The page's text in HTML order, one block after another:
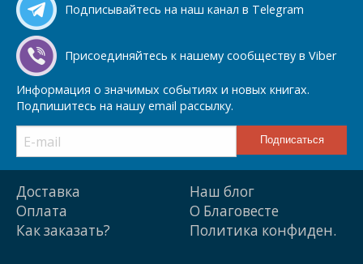
Подписывайтесь на наш канал в Telegram
Присоединяйтесь к нашему сообществу в Viber
Информация о значимых событиях и новых книгах.
Подпишитесь на нашу email рассылку.
Доставка
Оплата
Как заказать?
Наш блог
О Благовесте
Политика конфиден.